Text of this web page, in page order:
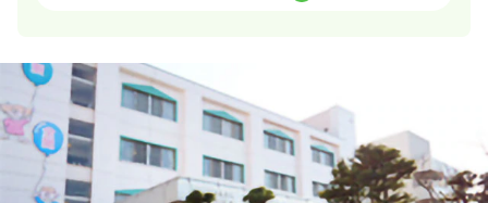
給与 27.3万円〜/月
※経験10年の例
時間 8:45～17:00
（休憩60分）
日曜休み
月給27万円以上可
気になる 詳細を見る